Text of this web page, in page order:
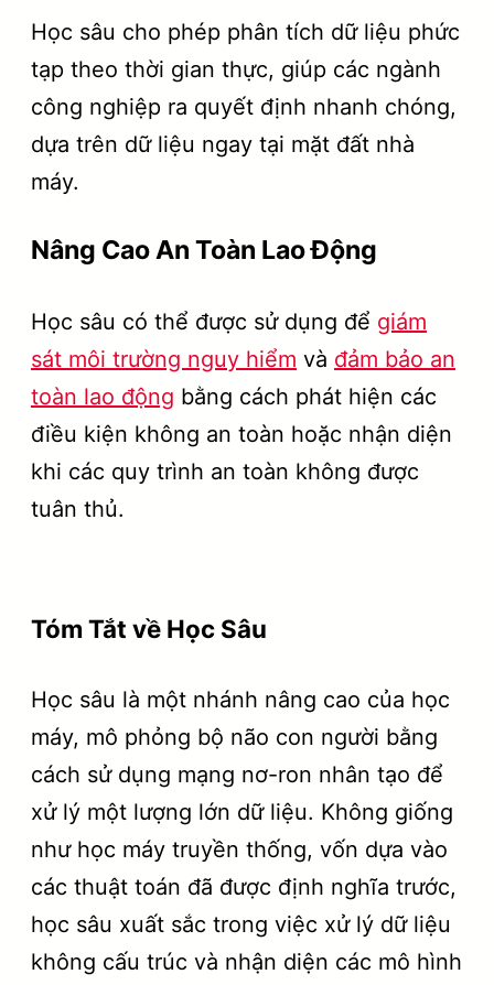
Học sâu cho phép phân tích dữ liệu phức
tạp theo thời gian thực, giúp các ngành
công nghiệp ra quyết định nhanh chóng,
dựa trên dữ liệu ngay tại mặt đất nhà
máy.
Nâng Cao An Toàn Lao Động
Học sâu có thể được sử dụng để giám
sát môi trường nguy hiểm và đảm bảo an
toàn lao động bằng cách phát hiện các
điều kiện không an toàn hoặc nhận diện
khi các quy trình an toàn không được
tuân thủ.
Tóm Tắt về Học Sâu
Học sâu là một nhánh nâng cao của học
máy, mô phỏng bộ não con người bằng
cách sử dụng mạng nơ-ron nhân tạo để
xử lý một lượng lớn dữ liệu. Không giống
như học máy truyền thống, vốn dựa vào
các thuật toán đã được định nghĩa trước,
học sâu xuất sắc trong việc xử lý dữ liệu
không cấu trúc và nhận diện các mô hình